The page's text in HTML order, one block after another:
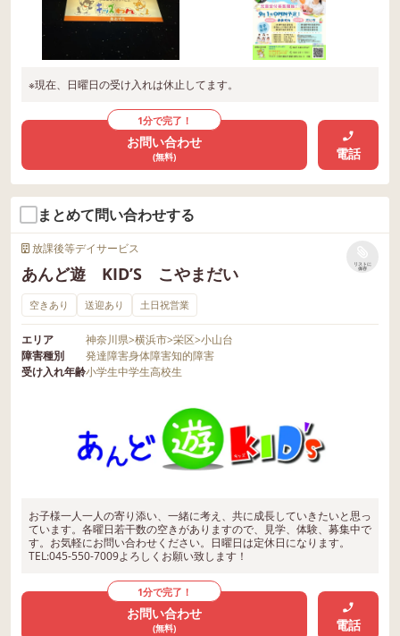
※現在、日曜日の受け入れは休止してます。
1分で完了！
お問い合わせ
(無料) 電話
まとめて問い合わせする
放課後等デイサービス
あんど遊 KID’S こやまだい
リストに
保存
空きあり 送迎あり 土日祝営業
エリア 神奈川県>横浜市>栄区>小山台
障害種別
発達障害身体障害知的障害
受け入れ年齢小学生中学生高校生
お子様一人一人の寄り添い、一緒に考え、共に成長していきたいと思っ
ています。各曜日若干数の空きがありますので、見学、体験、募集中で
す。お気軽にお問い合わせください。日曜日は定休日になります。
TEL:045-550-7009よろしくお願い致します！
1分で完了！
お問い合わせ
(無料) 電話